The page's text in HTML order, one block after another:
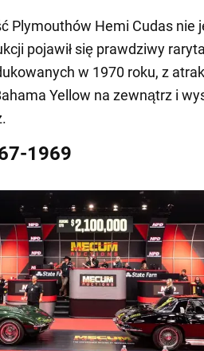
Plymouthów Hemi Cudas nie
pojawił się prawdziwy
w 1970 roku, z
Yellow na zewnątrz i
1969